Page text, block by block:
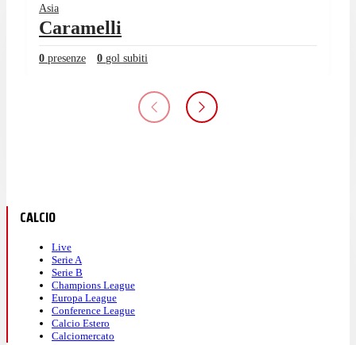
Asia
Caramelli
0 presenze 0 gol subiti
CALCIO
Live
Serie A
Serie B
Champions League
Europa League
Conference League
Calcio Estero
Calciomercato